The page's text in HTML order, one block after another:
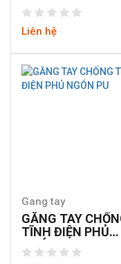
Liên hệ
Gang tay
GĂNG TAY
TĨNH ĐIỆN PHỦ
NGÓN PU